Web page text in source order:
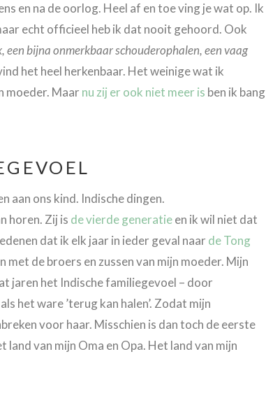
en na de oorlog. Heel af en toe ving je wat op. Ik
echt officieel heb ik dat nooit gehoord. Ook
een bijna onmerkbaar schouderophalen, een vaag
het heel herkenbaar. Het weinige wat ik
moeder. Maar nu zij er ook niet meer is ben ik bang
aan ons kind. Indische dingen.
horen. Zij is de vierde generatieen ik wil niet dat
dat ik elk jaar in ieder geval naar de Tong
de broers en zussen van mijn moeder. Mijn
jaren het Indische familiegevoel – door
het ware ’terug kan halen’. Zodat mijn
voor haar. Misschien is dan toch de eerste
van mijn Oma en Opa. Het land van mijn